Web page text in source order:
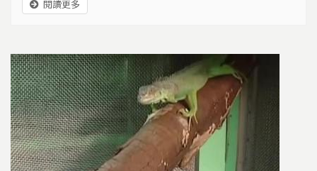
片蓮花田維生，也激盪出一段產業與生態保育共存的動
閱讀更多